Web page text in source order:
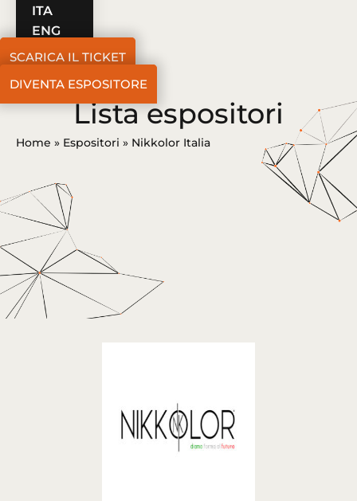
ITA
ENG
SCARICA IL TICKET
DIVENTA ESPOSITORE
Lista espositori
Home » Espositori » Nikkolor Italia